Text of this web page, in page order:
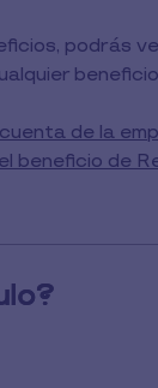
podrás
de la
beneficio de